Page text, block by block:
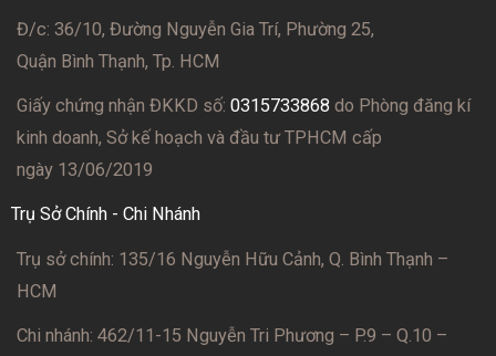
Đ/c: 36/10, Đường Nguyễn Gia Trí, Phường 25,
Quận Bình Thạnh, Tp. HCM
Giấy chứng nhận ĐKKD số: 0315733868 do Phòng đăng kí
kinh doanh, Sở kế hoạch và đầu tư TPHCM cấp
ngày 13/06/2019
Trụ Sở Chính - Chi Nhánh
Trụ sở chính: 135/16 Nguyễn Hữu Cảnh, Q. Bình Thạnh –
HCM
Chi nhánh: 462/11-15 Nguyễn Tri Phương – P.9 – Q.10 –